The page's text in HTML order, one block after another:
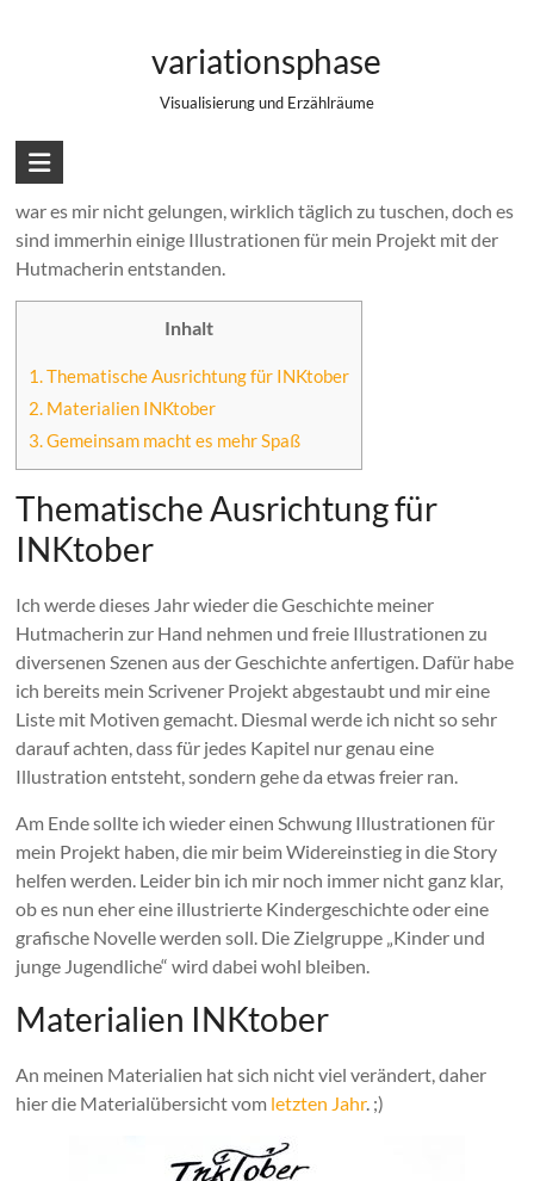
variationsphase
Visualisierung und Erzählräume
Vorbereitungen INKtober 2016
Es ist wieder soweit. Der Oktober nähert sich mit großen
Schritten und damit ist wieder INKtober Zeit.
war es mir nicht gelungen, wirklich täglich zu tuschen, doch es
sind immerhin einige Illustrationen für mein Projekt mit der
Hutmacherin entstanden.
Inhalt
1.Thematische Ausrichtung für INKtober
2. Materialien INKtober
3.Gemeinsam macht es mehr Spaß
Thematische Ausrichtung für
INKtober
Ich werde dieses Jahr wieder die Geschichte meiner
Hutmacherin zur Hand nehmen und freie Illustrationen zu
diversenen Szenen aus der Geschichte anfertigen. Dafür habe
ich bereits mein Scrivener Projekt abgestaubt und mir eine
Liste mit Motiven gemacht. Diesmal werde ich nicht so sehr
darauf achten, dass für jedes Kapitel nur genau eine
Illustration entsteht, sondern gehe da etwas freier ran.
Am Ende sollte ich wieder einen Schwung Illustrationen für
mein Projekt haben, die mir beim Widereinstieg in die Story
helfen werden. Leider bin ich mir noch immer nicht ganz klar,
ob es nun eher eine illustrierte Kindergeschichte oder eine
grafische Novelle werden soll. Die Zielgruppe „Kinder und
junge Jugendliche“ wird dabei wohl bleiben.
Materialien INKtober
An meinen Materialien hat sich nicht viel verändert, daher
hier die Materialübersicht vom letzten Jahr. ;)